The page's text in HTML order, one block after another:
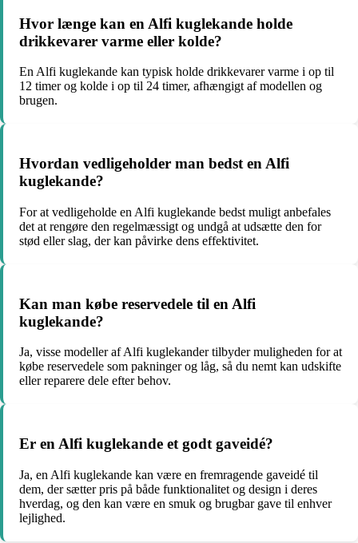
Hvor længe kan en Alfi kuglekande holde
drikkevarer varme eller kolde?
En Alfi kuglekande kan typisk holde drikkevarer varme i op til
12 timer og kolde i op til 24 timer, afhængigt af modellen og
brugen.
Hvordan vedligeholder man bedst en Alfi
kuglekande?
For at vedligeholde en Alfi kuglekande bedst muligt anbefales
det at rengøre den regelmæssigt og undgå at udsætte den for
stød eller slag, der kan påvirke dens effektivitet.
Kan man købe reservedele til en Alfi
kuglekande?
Ja, visse modeller af Alfi kuglekander tilbyder muligheden for at
købe reservedele som pakninger og låg, så du nemt kan udskifte
eller reparere dele efter behov.
Er en Alfi kuglekande et godt gaveidé?
Ja, en Alfi kuglekande kan være en fremragende gaveidé til
dem, der sætter pris på både funktionalitet og design i deres
hverdag, og den kan være en smuk og brugbar gave til enhver
lejlighed.